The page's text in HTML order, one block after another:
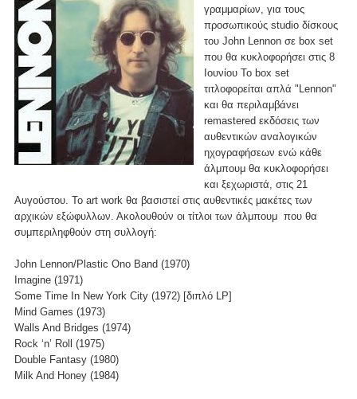
γραμμαρίων, για τους
προσωπικούς studio δίσκους
του John Lennon σε box set
που θα κυκλοφορήσει στις 8
Ιουνίου Το box set
τιτλοφορείται απλά "Lennon"
και θα περιλαμβάνει
remastered εκδόσεις των
αυθεντικών αναλογικών
ηχογραφήσεων ενώ κάθε
άλμπουμ θα κυκλοφορήσει
και ξεχωριστά, στις 21
Αυγούστου. Το art work θα βασιστεί στις αυθεντικές μακέτες των
αρχικών εξώφυλλων. Ακολουθούν οι τίτλοι των άλμπουμ που θα
συμπεριληφθούν στη συλλογή:
John Lennon/Plastic Ono Band (1970)
Imagine (1971)
Some Time In New York City (1972) [διπλό LP]
Mind Games (1973)
Walls And Bridges (1974)
Rock ‘n’ Roll (1975)
Double Fantasy (1980)
Milk And Honey (1984)